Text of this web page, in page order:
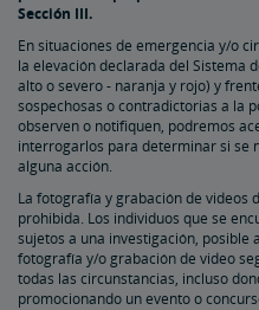
Haga Su Viaje con
Protección y Seguridad
Identificación de Pasajeros
Seguridad Personal
Cruce de Frontera Canadiense
Seguridad a bordo de última
Viajeros Internacionales
Programa Recorridos
Coches de Propiedad Privada
Sección III.
En situaciones de emergencia y/o
la elevación declarada del Sistema
alto o severo - naranja y rojo) y
sospechosas o contradictorias a la
observen o notifiquen, podremos
interrogarlos para determinar si se
alguna acción.
La fotografía y grabación de videos
prohibida. Los individuos que se
sujetos a una investigación, posible
fotografía y/o grabación de video
todas las circunstancias, incluso
promocionando un evento o